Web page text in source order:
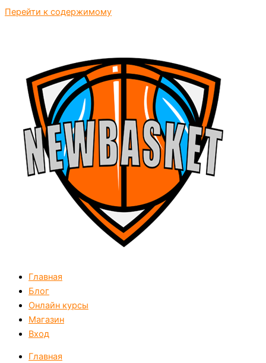
Перейти к содержимому
Главная
Блог
Онлайн курсы
Магазин
Вход
Главная